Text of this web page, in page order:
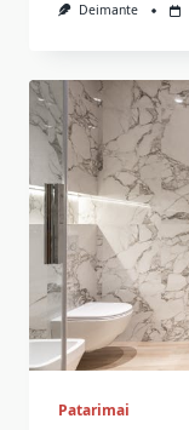
Deimante
Patarimai